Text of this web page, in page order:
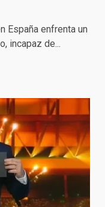
España enfrenta un
incapaz de...